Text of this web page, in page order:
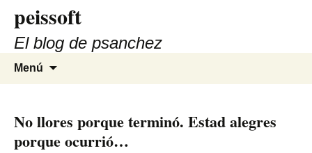
contenido
peissoft
El blog de psanchez
Menú
No llores porque terminó. Estad alegres
porque ocurrió…